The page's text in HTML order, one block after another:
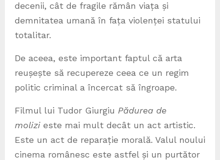
decenii, cât de fragile rămân viața și
demnitatea umană în fața violenței statului
totalitar.
De aceea, este important faptul că arta
reușește să recupereze ceea ce un regim
politic criminal a încercat să îngroape.
Filmul lui Tudor Giurgiu Pădurea de
molizi este mai mult decât un act artistic.
Este un act de reparație morală. Valul noului
cinema românesc este astfel și un purtător